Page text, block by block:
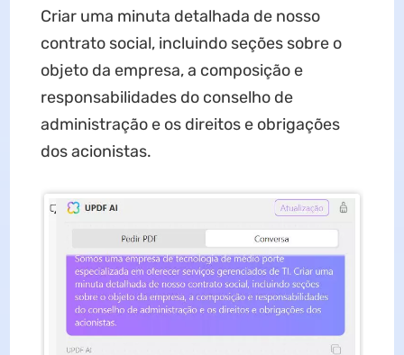
Criar uma minuta detalhada de nosso
contrato social, incluindo seções sobre o
objeto da empresa, a composição e
responsabilidades do conselho de
administração e os direitos e obrigações
dos acionistas.